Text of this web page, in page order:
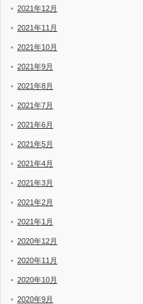
2021年12月
2021年11月
2021年10月
2021年9月
2021年8月
2021年7月
2021年6月
2021年5月
2021年4月
2021年3月
2021年2月
2021年1月
2020年12月
2020年11月
2020年10月
2020年9月